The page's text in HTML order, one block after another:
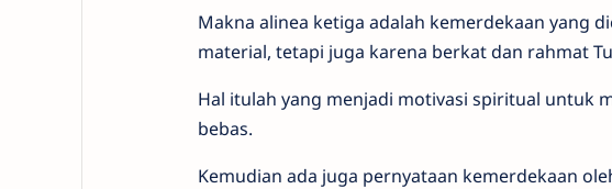
Makna alinea ketiga adalah kemerdekaan yang
material, tetapi juga karena berkat dan rahmat
Hal itulah yang menjadi motivasi spiritual untuk
bebas.
Kemudian ada juga pernyataan kemerdekaan